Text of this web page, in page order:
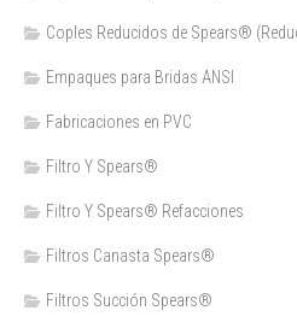
Coples Reducidos de Spears®
Empaques para Bridas ANSI
Fabricaciones en PVC
Filtro Y Spears®
Filtro Y Spears® Refacciones
Filtros Canasta Spears®
Filtros Succión Spears®